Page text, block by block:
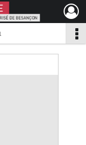
Besançon